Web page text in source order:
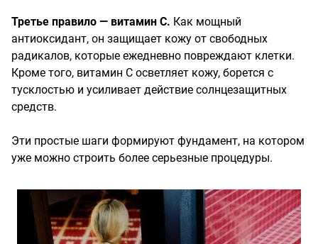
Третье правило — витамин С. Как мощный
антиоксидант, он защищает кожу от свободных
радикалов, которые ежедневно повреждают клетки.
Кроме того, витамин С осветляет кожу, борется с
тусклостью и усиливает действие солнцезащитных
средств.
Эти простые шаги формируют фундамент, на котором
уже можно строить более серьезные процедуры.